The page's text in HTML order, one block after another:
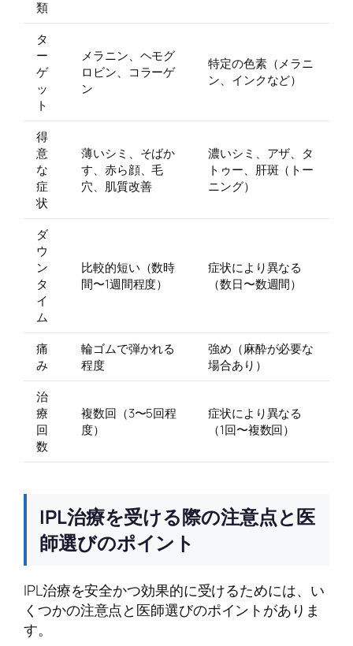
類
タ
ー
ゲ
ッ
ト
メラニン、ヘモグ
ロビン、コラーゲ
ン
特定の色素（メラニ
ン、インクなど）
得
意
な
症
状
薄いシミ、そばか
す、赤ら顔、毛
穴、肌質改善
濃いシミ、アザ、タ
トゥー、肝斑（トー
ニング）
ダ
ウ
ン
タ
イ
ム
比較的短い（数時
間〜1週間程度）
症状により異なる
（数日〜数週間）
痛
み
輪ゴムで弾かれる
程度
強め（麻酔が必要な
場合あり）
治
療
回
数
複数回（3〜5回程
度）
症状により異なる
（1回〜複数回）
IPL治療を受ける際の注意点と医
師選びのポイント
IPL治療を安全かつ効果的に受けるためには、い
くつかの注意点と医師選びのポイントがありま
す。